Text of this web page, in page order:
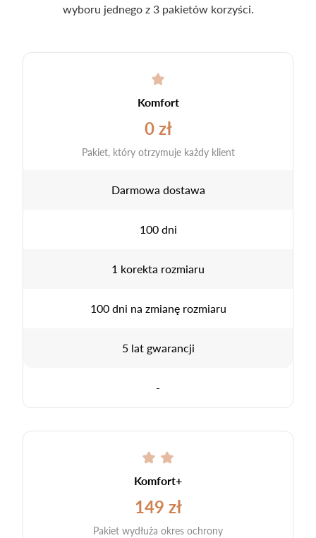
wyboru jednego z 3 pakietów korzyści.
Komfort
0 zł
Pakiet, który otrzymuje każdy klient
Darmowa dostawa
100 dni
1 korekta rozmiaru
100 dni na zmianę rozmiaru
5 lat gwarancji
-
Komfort+
149 zł
Pakiet wydłuża okres ochrony